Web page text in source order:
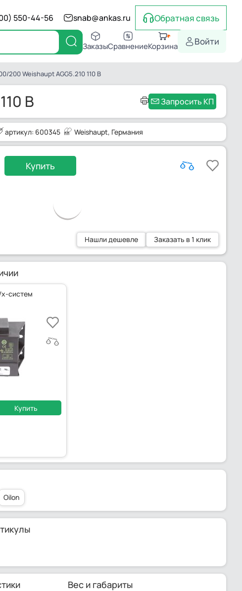
550-44-56 snab@ankas.ru Обратная связь
ЗаказыСравнениеКорзина Войти
200 Weishaupt AGG5.210 110 В
В Запросить КП
артикул: 600345 Weishaupt, Германия
Купить
Нашли дешевле Заказать в 1 клик
систем
Купить
Oilon
Вес и габариты